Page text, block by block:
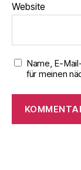
Website
Name, E-
für meinen